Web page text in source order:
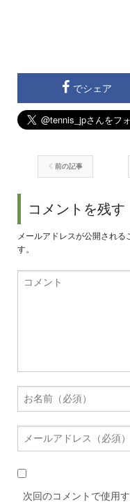
でシェア
前の記事
コメントを残す
メールアドレスが公開される
す。
次回のコメントで使用